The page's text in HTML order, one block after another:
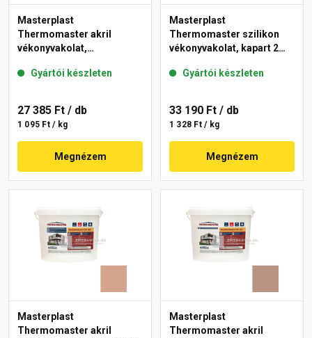
Masterplast
Thermomaster akril
vékonyvakolat,
18-E 25 kg
Gyártói készleten
27 385 Ft / db
1 095 Ft / kg
Megnézem
Masterplast
Thermomaster szilikon
vékonyvakolat, kapart 2
Gyártói készleten
33 190 Ft / db
1 328 Ft / kg
Megnézem
Masterplast
Thermomaster akril
Masterplast
Thermomaster akril